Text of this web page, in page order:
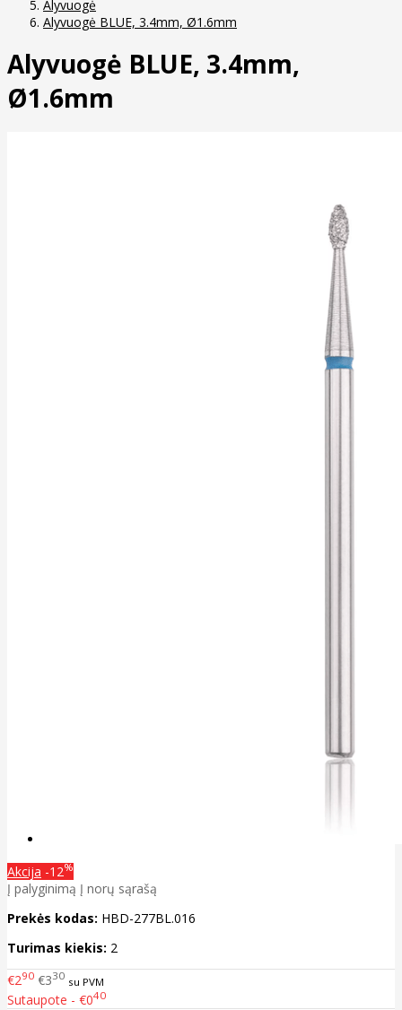
Alyvuogė
Alyvuogė BLUE, 3.4mm, Ø1.6mm
Alyvuogė BLUE, 3.4mm,
Ø1.6mm
Akcija -12%
Į palyginimą Į norų sąrašą
Prekės kodas: HBD-277BL.016
Turimas kiekis: 2
€290 €330 su PVM
Sutaupote - €040